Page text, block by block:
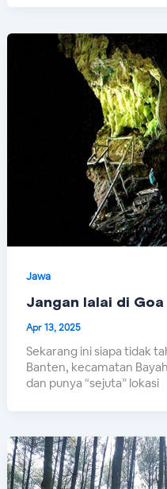
Jawa
Jangan lalai di Goa
Apr 13, 2025
Sekarang ini siapa tidak
Banten, kecamatan
dan punya “sejuta” lokasi